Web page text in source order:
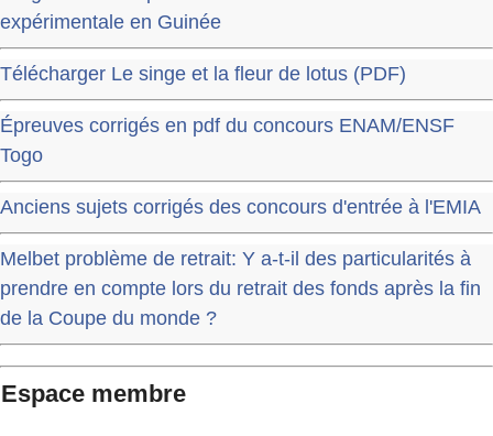
expérimentale en Guinée
Télécharger Le singe et la fleur de lotus (PDF)
Épreuves corrigés en pdf du concours ENAM/ENSF
Togo
Anciens sujets corrigés des concours d'entrée à l'EMIA
Melbet problème de retrait: Y a-t-il des particularités à
prendre en compte lors du retrait des fonds après la fin
de la Coupe du monde ?
Espace membre